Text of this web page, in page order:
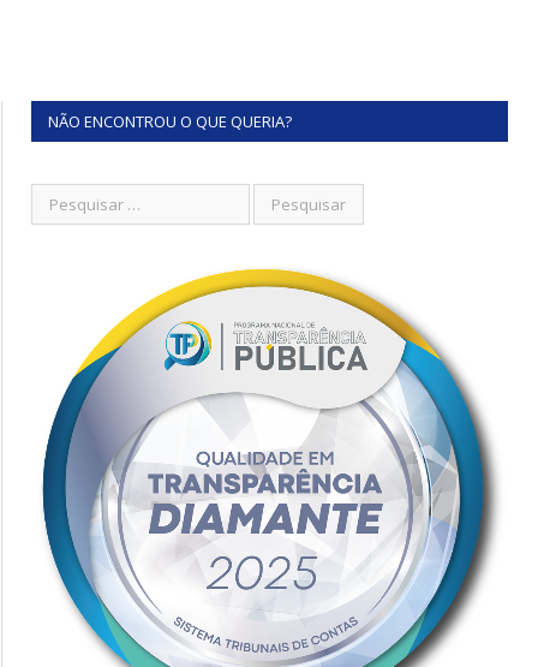
NÃO ENCONTROU O QUE QUERIA?